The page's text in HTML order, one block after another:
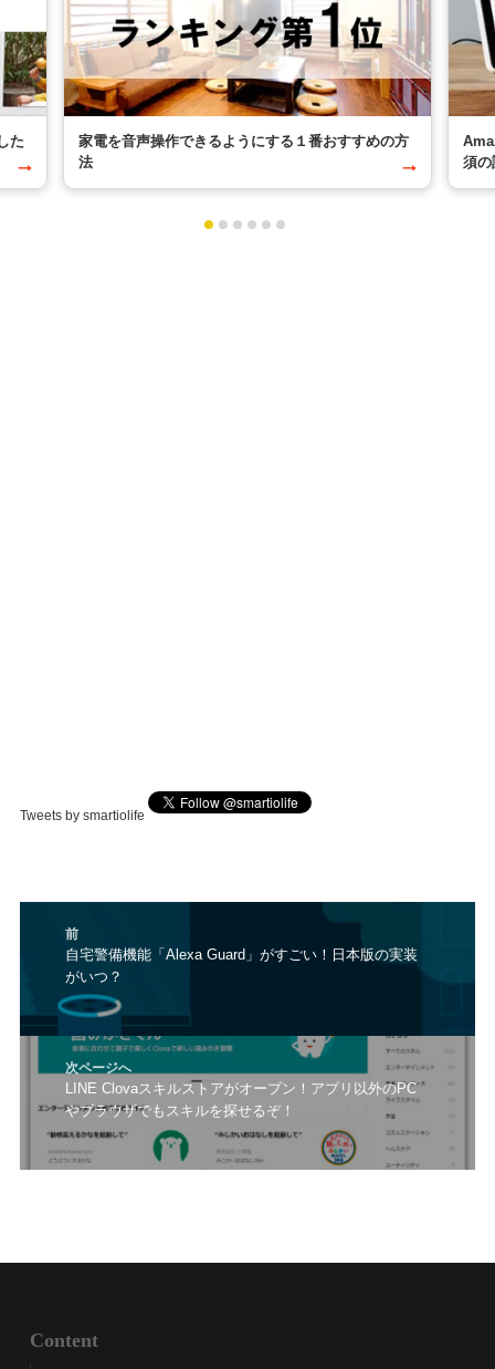
た
家電を音声操作できるようにする１番おすすめの方
法
須の
Tweets by smartiolife
前
前
の
投
自宅警備機能「Alexa Guard」がすごい！日本版の実装
がいつ？
次ページへ
次
の
投
稿:
LINE Clovaスキルストアがオープン！アプリ以外のPC
やブラウザでもスキルを探せるぞ！
Content